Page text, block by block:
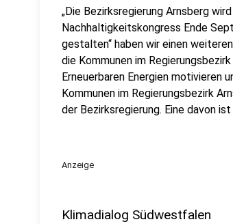
„Die Bezirksregierung Arnsberg
Nachhaltigkeitskongress Ende
gestalten“ haben wir einen
die Kommunen im
Erneuerbaren Energien motivieren
Kommunen im Regierungsbezirk
der Bezirksregierung. Eine davon
Anzeige
Klimadialog Südwestfalen